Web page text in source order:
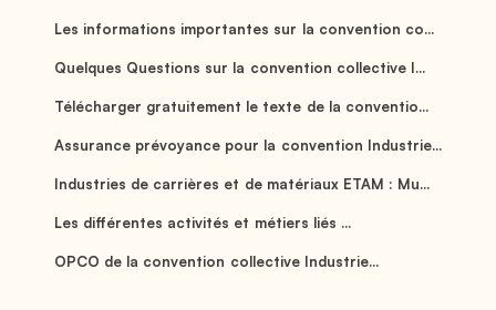
Les informations importantes sur la convention co...
Quelques Questions sur la convention collective I...
Télécharger gratuitement le texte de la conventio...
Assurance prévoyance pour la convention Industrie...
Industries de carrières et de matériaux ETAM : Mu...
Les différentes activités et métiers liés ...
OPCO de la convention collective Industrie...